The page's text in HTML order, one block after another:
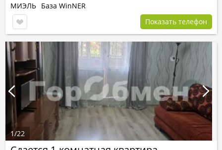
МИЭЛЬ База WinNER
Показать телефон
1/22